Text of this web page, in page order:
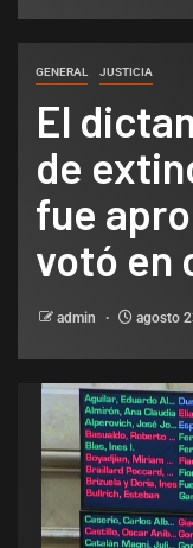
GENERAL JUSTICIA
El
de
fue
votó en
admin agosto